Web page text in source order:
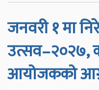
जनवरी १ मा
उत्सव–२०२७,
आयोजकको